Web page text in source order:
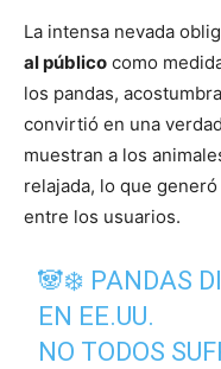
La intensa nevada
al público como
los pandas,
convirtió en una
muestran a los
relajada, lo que
entre los usuarios.
🐼❄️ PANDAS
EN EE.UU.
NO TODOS